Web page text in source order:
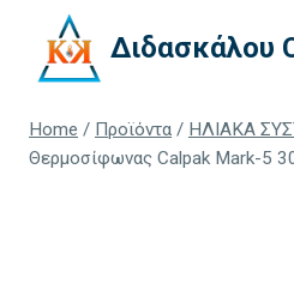
content
Διδασκάλου
Home / Προϊόντα / ΗΛΙΑΚΑ
Θερμοσίφωνας Calpak Mark-5